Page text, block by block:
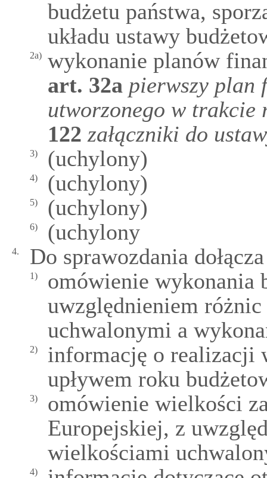
budżetu państwa,
układu ustawy
2a) wykonanie planów
art. 32a pierwszy plan
utworzonego w trakcie
122 załączniki do
3) (uchylony)
4) (uchylony)
5) (uchylony)
6) (uchylony
4. Do sprawozdania
1)
omówienie wykonania
uwzględnieniem
uchwalonymi a
2)
informację o realizacji
upływem roku
3)
omówienie wielkości
Europejskiej, z
wielkościami
4)